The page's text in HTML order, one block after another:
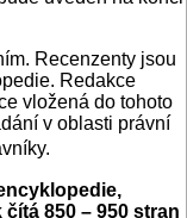
Recenzenty jsou
Redakce
vložená do tohoto
v oblasti právní
850 – 950 stran